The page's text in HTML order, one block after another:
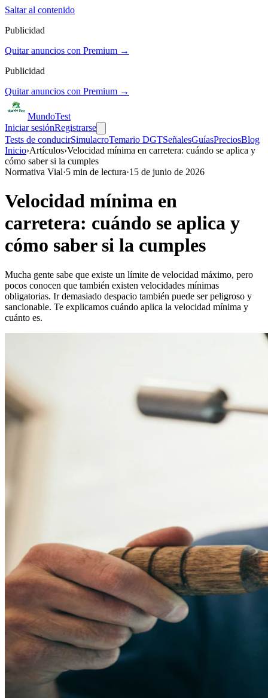
Saltar al contenido
Publicidad
Quitar anuncios con Premium →
Publicidad
Quitar anuncios con Premium →
MundoTest
Iniciar sesiónRegistrarse
Tests de conducirSimulacroTemario DGTSeñalesGuíasPreciosBlog
Inicio›Artículos›Velocidad mínima en carretera: cuándo se aplica y
cómo saber si la cumples
Normativa Vial·5 min de lectura·15 de junio de 2026
Velocidad mínima en
carretera: cuándo se aplica y
cómo saber si la cumples
Mucha gente sabe que existe un límite de velocidad máximo, pero
pocos conocen que también existen velocidades mínimas
obligatorias. Ir demasiado despacio también puede ser peligroso y
sancionable. Te explicamos cuándo aplica la velocidad mínima y
cuánto es.